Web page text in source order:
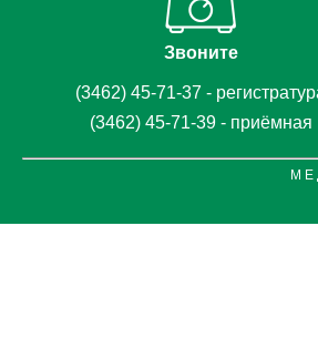
Звоните
(3462) 45-71-37 -
(3462) 45-71-39 - приёмная
М Е